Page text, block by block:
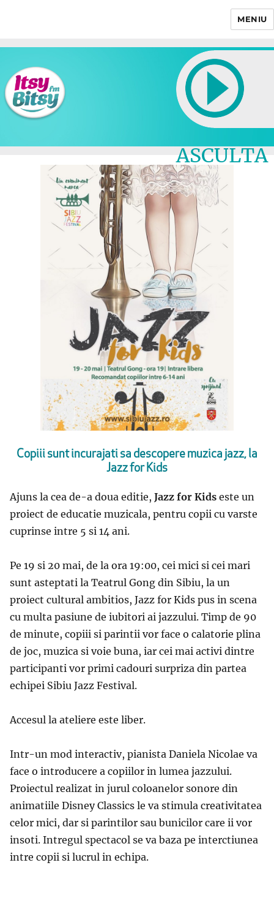
MENIU
ASCULTA
LIVE
Copiii sunt incurajati sa descopere muzica jazz, la
Jazz for Kids
Ajuns la cea de-a doua editie, Jazz for Kids este un
proiect de educatie muzicala, pentru copii cu varste
cuprinse intre 5 si 14 ani.
Pe 19 si 20 mai, de la ora 19:00, cei mici si cei mari
sunt asteptati la Teatrul Gong din Sibiu, la un
proiect cultural ambitios, Jazz for Kids pus in scena
cu multa pasiune de iubitori ai jazzului. Timp de 90
de minute, copiii si parintii vor face o calatorie plina
de joc, muzica si voie buna, iar cei mai activi dintre
participanti vor primi cadouri surpriza din partea
echipei Sibiu Jazz Festival.
Accesul la ateliere este liber.
Intr-un mod interactiv, pianista Daniela Nicolae va
face o introducere a copiilor in lumea jazzului.
Proiectul realizat in jurul coloanelor sonore din
animatiile Disney Classics le va stimula creativitatea
celor mici, dar si parintilor sau bunicilor care ii vor
insoti. Intregul spectacol se va baza pe interctiunea
intre copii si lucrul in echipa.